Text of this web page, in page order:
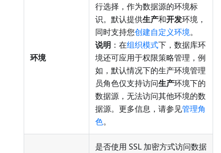
环境
行选择，作为数据源的环境标
识。默认提供生产和开发环境，
同时支持您创建自定义环境。
说明 ：在组织模式下，数据库环
境还可应用于权限策略管理，例
如，默认情况下的生产环境管理
员角色仅支持访问生产环境下的
数据源，无法访问其他环境的数
据源。更多信息，请参见管理角
色。
是否使用 SSL 加密方式访问数据